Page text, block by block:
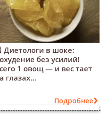
Диетологи в шоке:
без усилий!
1 овощ — и вес тает
глазах…
Подробнее